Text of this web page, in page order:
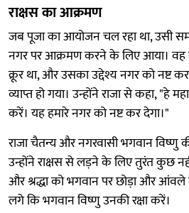
राक्षस का आक्रमण
जब पूजा का आयोजन चल रहा था, उसी
नगर पर आक्रमण करने के लिए आया। वह
क्रूर था, और उसका उद्देश्य नगर को नष्ट
व्याप्त हो गया। उन्होंने राजा से कहा, "हे
करें। यह हमारे नगर को नष्ट कर देगा।"
राजा चैतन्य और नगरवासी भगवान विष्णु
उन्होंने राक्षस से लड़ने के लिए तुरंत कुछ
और श्रद्धा को भगवान पर छोड़ा और आंवले
लगे कि भगवान विष्णु उनकी रक्षा करें।